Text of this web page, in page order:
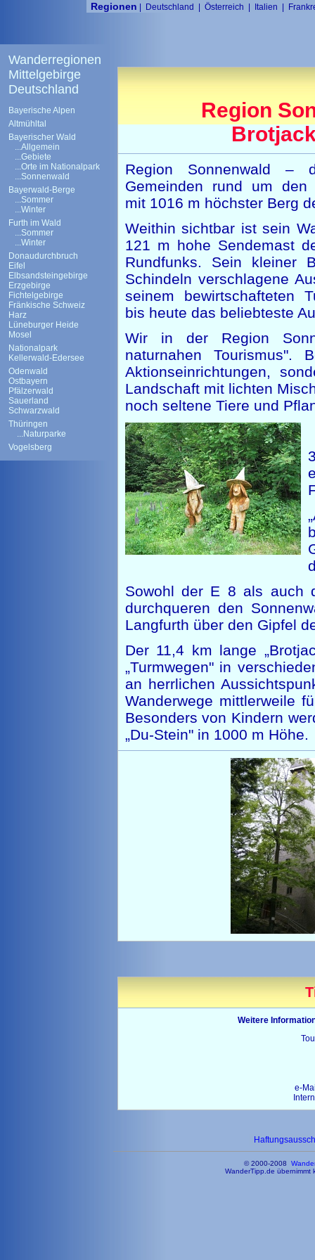
Regionen Deutschland Österreich Italien
Wanderregionen
Mittelgebirge
Deutschland
Bayerische Alpen
Altmühltal
Bayerischer Wald
...Allgemein
...Gebiete
...Orte im Nationalpark
...Sonnenwald
Bayerwald-Berge
...Sommer
...Winter
Furth im Wald
...Sommer
...Winter
Donaudurchbruch
Eifel
Elbsandsteingebirge
Erzgebirge
Fichtelgebirge
Fränkische Schweiz
Harz
Lüneburger Heide
Mosel
Nationalpark
Kellerwald-Edersee
Odenwald
Ostbayern
Pfälzerwald
Sauerland
Schwarzwald
Thüringen
...Naturparke
Vogelsberg
Region
Region Sonnenwald –
Gemeinden rund um den
mit 1016 m höchster Berg
Weithin sichtbar ist sein
121 m hohe Sendemast
Rundfunks. Sein kleiner
Schindeln verschlagene
seinem bewirtschafteten
bis heute das beliebteste
Wir in der Region
naturnahen Tourismus".
Aktionseinrichtungen,
Landschaft mit lichten
noch seltene Tiere und
Sowohl der E 8 als auch
durchqueren den
Langfurth über den Gipfel
Der 11,4 km lange
„Turmwegen" in
an herrlichen
Wanderwege mittlerweile
Besonders von Kindern
„Du-Stein" in 1000 m Höhe.
Weitere
e-
© 2000-2008
WanderTipp.de übernimmt